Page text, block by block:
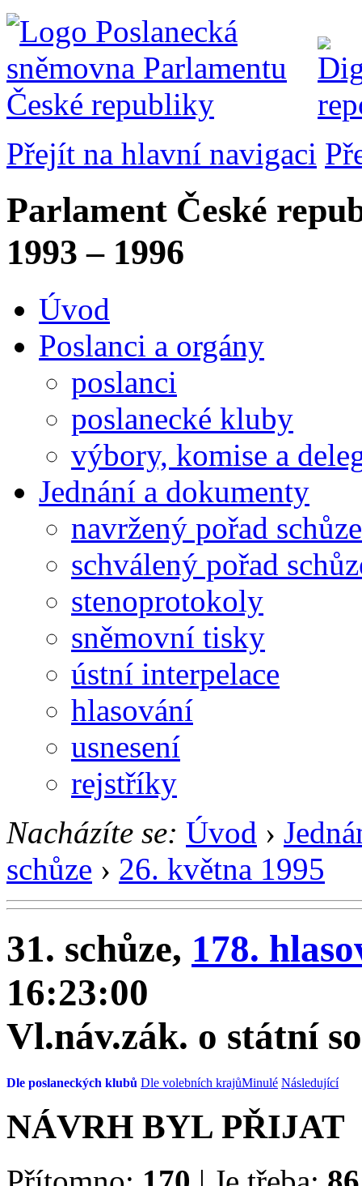
Přejít na hlavní navigaci
Parlament České
1993 – 1996
Úvod
Poslanci a orgány
poslanci
poslanecké kluby
výbory, komise a
Jednání a dokumenty
navržený pořad schůze
schválený pořad
stenoprotokoly
sněmovní tisky
ústní interpelace
hlasování
usnesení
rejstříky
Nacházíte se: Úvod ›
schůze › 26. května 1995
31. schůze, 178.
16:23:00
Vl.náv.zák. o státní
Dle poslaneckých klubů Dle volebních krajůMinulé Následující
NÁVRH BYL PŘIJAT